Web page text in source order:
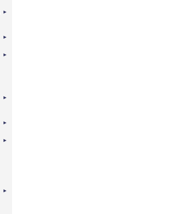
►
►
►
►
►
►
►